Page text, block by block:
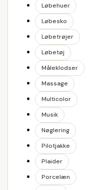
Løbehuer
Løbesko
Løbetrøjer
Løbetøj
Måleklodser
Massage
Multicolor
Musik
Nøglering
Pilotjakke
Plaider
Porcelæn